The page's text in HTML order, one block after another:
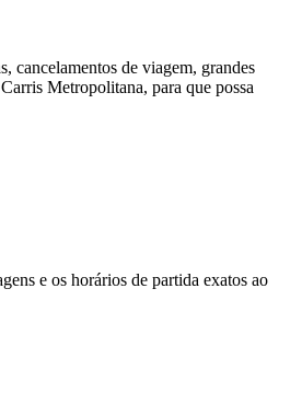
cancelamentos de viagem, grandes
Metropolitana, para que possa
e os horários de partida exatos ao